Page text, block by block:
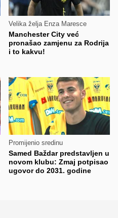
Velika želja Enza Maresce
Manchester City već
pronašao zamjenu za Rodrija
i to kakvu!
Promijenio sredinu
Samed Baždar predstavljen u
novom klubu: Zmaj potpisao
ugovor do 2031. godine